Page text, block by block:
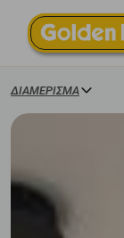
ΔΙΑΜΈΡΙΣΜΑ